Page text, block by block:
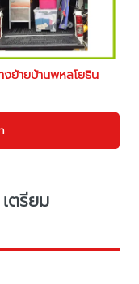
งย้ายบ้านพหลโยธิน
ตรียม